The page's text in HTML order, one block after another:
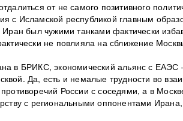
от не самого позитивного
с Исламской республикой главным
Иран был чужими танками фактически
не повлияла на сближение
в БРИКС, экономический альянс с ЕАЭС
Да, есть и немалые трудности во
России с соседями, а в
с региональными оппонентами